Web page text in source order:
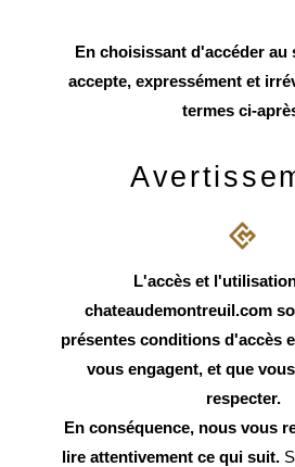
En choisissant d'accéder
accepte, expressément et
termes ci-
L'accès et
chateaudemontreuil.com
présentes conditions d'accès
vous engagent, et que
respecter.
En conséquence, nous vous
lire attentivement ce qui suit.